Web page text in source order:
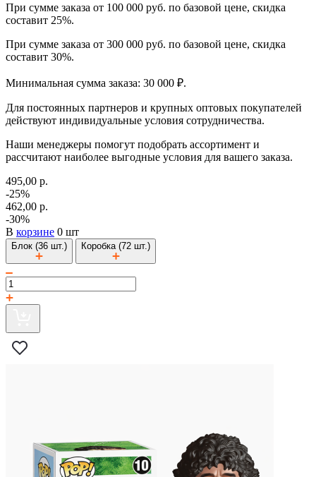
При сумме заказа от 100 000 руб. по базовой цене, скидка
составит 25%.
При сумме заказа от 300 000 руб. по базовой цене, скидка
составит 30%.
Минимальная сумма заказа: 30 000 ₽.
Для постоянных партнеров и крупных оптовых покупателей
действуют индивидуальные условия сотрудничества.
Наши менеджеры помогут подобрать ассортимент и
рассчитают наиболее выгодные условия для вашего заказа.
495,00 р.
-25%
462,00 р.
-30%
В корзине 0 шт
Блок (36 шт.) Коробка (72 шт.)